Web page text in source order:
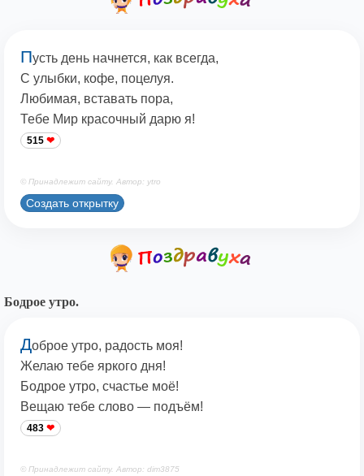
Пусть день начнется, как всегда,
С улыбки, кофе, поцелуя.
Любимая, вставать пора,
Тебе Мир красочный дарю я!
515
© Принадлежит сайту. Автор: ytro
Создать открытку
Бодрое утро.
Доброе утро, радость моя!
Желаю тебе яркого дня!
Бодрое утро, счастье моё!
Вещаю тебе слово — подъём!
483
© Принадлежит сайту. Автор: dim3875